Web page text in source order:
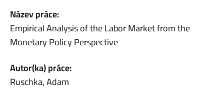
Název práce:
Empirical Analysis of the Labor Market from the
Monetary Policy Perspective
Autor(ka) práce:
Ruschka, Adam